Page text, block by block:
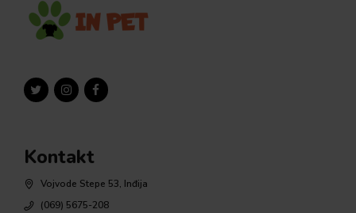
Kontakt
Vojvode Stepe 53, Inđija
(069) 5675-208